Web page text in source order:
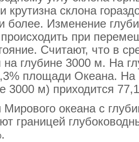
крутизна склона
более. Изменение
при
Считают, что в
на глубине 3000 м. На
площади Океана. На
3000 м) приходится
океана с
границей